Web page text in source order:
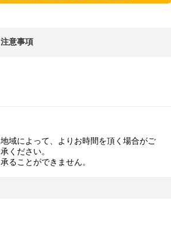
意事項
域によって、よりお時間を頂く場合がご
ください。
ることができません。